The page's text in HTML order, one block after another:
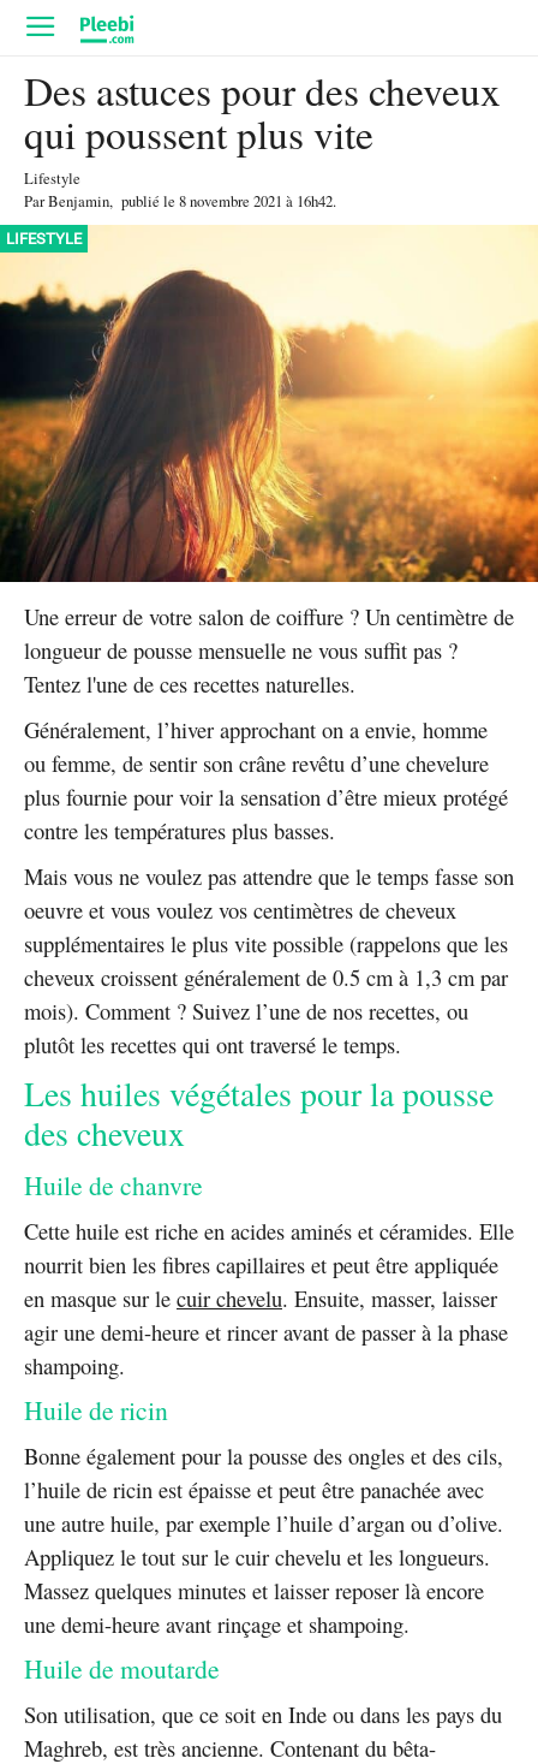
Des astuces pour des cheveux
qui poussent plus vite
Lifestyle
ParBenjamin, publié le 8 novembre 2021 à 16h42.
LIFESTYLE
Une erreur de votre salon de coiffure ? Un centimètre de
longueur de pousse mensuelle ne vous suffit pas ?
Tentez l'une de ces recettes naturelles.
Généralement, l’hiver approchant on a envie, homme
ou femme, de sentir son crâne revêtu d’une chevelure
plus fournie pour voir la sensation d’être mieux protégé
contre les températures plus basses.
Mais vous ne voulez pas attendre que le temps fasse son
oeuvre et vous voulez vos centimètres de cheveux
supplémentaires le plus vite possible (rappelons que les
cheveux croissent généralement de 0.5 cm à 1,3 cm par
mois). Comment ? Suivez l’une de nos recettes, ou
plutôt les recettes qui ont traversé le temps.
Les huiles végétales pour la pousse
des cheveux
Huile de chanvre
Cette huile est riche en acides aminés et céramides. Elle
nourrit bien les fibres capillaires et peut être appliquée
en masque sur le cuir chevelu. Ensuite, masser, laisser
agir une demi-heure et rincer avant de passer à la phase
shampoing.
Huile de ricin
Bonne également pour la pousse des ongles et des cils,
l’huile de ricin est épaisse et peut être panachée avec
une autre huile, par exemple l’huile d’argan ou d’olive.
Appliquez le tout sur le cuir chevelu et les longueurs.
Massez quelques minutes et laisser reposer là encore
une demi-heure avant rinçage et shampoing.
Huile de moutarde
Son utilisation, que ce soit en Inde ou dans les pays du
Maghreb, est très ancienne. Contenant du bêta-